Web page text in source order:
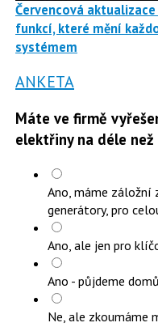
Červencová
funkcí, které mění
systémem
ANKETA
Máte ve firmě
elektřiny na déle
Ano, máme záložní
generátory, pro
Ano, ale jen pro
Ano - půjdeme domů
Ne, ale zkoumáme